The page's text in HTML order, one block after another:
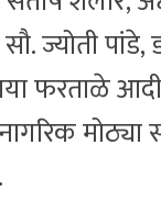
ज्योती पांडे,
फरताळे